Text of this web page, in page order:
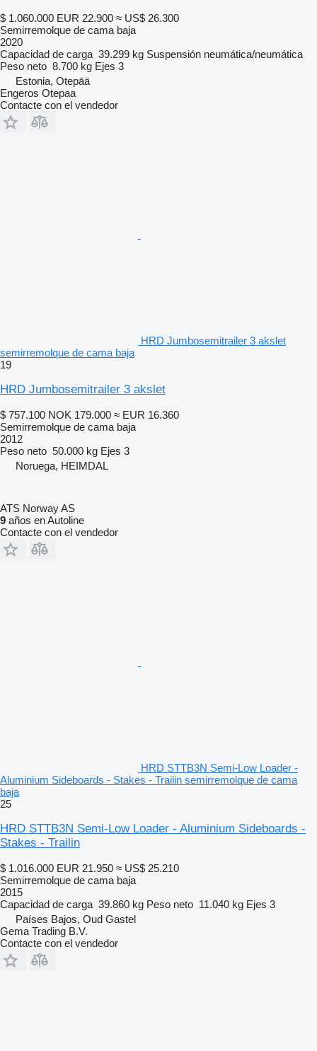
$ 1.060.000 EUR 22.900 ≈ US$ 26.300
Semirremolque de cama baja
2020
Capacidad de carga 39.299 kg Suspensión neumática/neumática
Peso neto 8.700 kg Ejes 3
Estonia, Otepää
Engeros Otepaa
Contacte con el vendedor
HRD Jumbosemitrailer 3 akslet
semirremolque de cama baja
19
HRD Jumbosemitrailer 3 akslet
$ 757.100 NOK 179.000 ≈ EUR 16.360
Semirremolque de cama baja
2012
Peso neto 50.000 kg Ejes 3
Noruega, HEIMDAL
ATS Norway AS
9 años en Autoline
Contacte con el vendedor
HRD STTB3N Semi-Low Loader -
Aluminium Sideboards - Stakes - Trailin semirremolque de cama
baja
25
HRD STTB3N Semi-Low Loader - Aluminium Sideboards -
Stakes - Trailin
$ 1.016.000 EUR 21.950 ≈ US$ 25.210
Semirremolque de cama baja
2015
Capacidad de carga 39.860 kg Peso neto 11.040 kg Ejes 3
Países Bajos, Oud Gastel
Gema Trading B.V.
Contacte con el vendedor